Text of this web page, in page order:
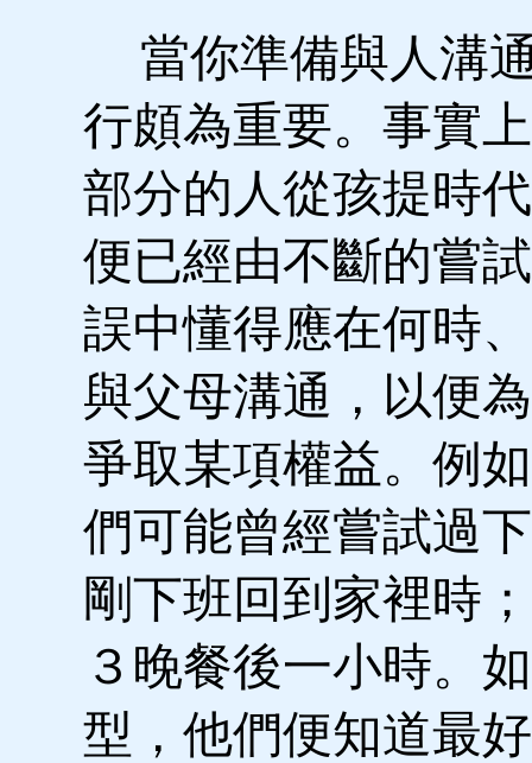
當你準備與人溝
行頗為重要。事實
部分的人從孩提時
便已經由不斷的嘗
誤中懂得應在何時
與父母溝通，以便
爭取某項權益。例
們可能曾經嘗試過
剛下班回到家裡時
３晚餐後一小時。
型，他們便知道最